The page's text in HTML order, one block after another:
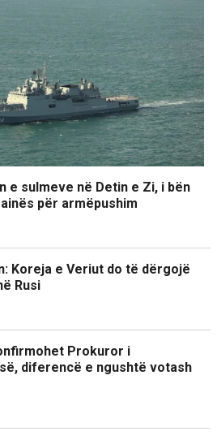
e sulmeve në Detin e Zi, i bën
për armëpushim
Koreja e Veriut do të dërgojë
Rusi
Prokuror i
diferencë e ngushtë votash